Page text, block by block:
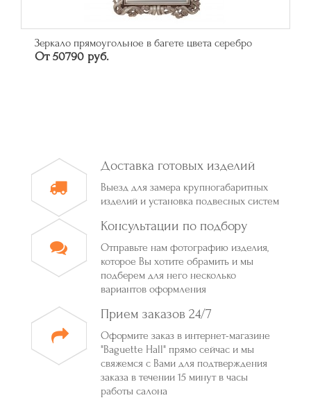
Зеркало прямоугольное в багете цвета серебро
От 50790 руб.
Доставка готовых изделий
Выезд для замера крупногабаритных
изделий и установка подвесных систем
Консультации по подбору
Отправьте нам фотографию изделия,
которое Вы хотите обрамить и мы
подберем для него несколько
вариантов оформления
Прием заказов 24/7
Оформите заказ в интернет-магазине
"Baguette Hall" прямо сейчас и мы
свяжемся с Вами для подтверждения
заказа в течении 15 минут в часы
работы салона